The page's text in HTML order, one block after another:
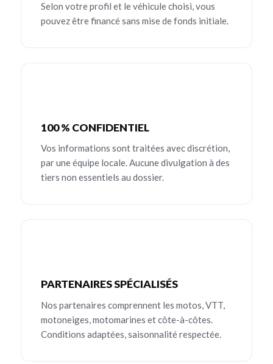
Selon votre profil et le véhicule choisi, vous
pouvez être financé sans mise de fonds initiale.
100 % CONFIDENTIEL
Vos informations sont traitées avec discrétion,
par une équipe locale. Aucune divulgation à des
tiers non essentiels au dossier.
PARTENAIRES SPÉCIALISÉS
Nos partenaires comprennent les motos, VTT,
motoneiges, motomarines et côte-à-côtes.
Conditions adaptées, saisonnalité respectée.